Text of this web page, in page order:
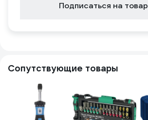
Подписаться на товар
Сопутствующие товары